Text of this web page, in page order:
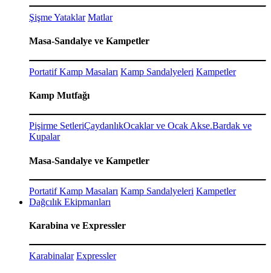
Şişme Yataklar Matlar
Masa-Sandalye ve Kampetler
Portatif Kamp Masaları Kamp Sandalyeleri Kampetler
Kamp Mutfağı
Pişirme SetleriÇaydanlıkOcaklar ve Ocak Akse.Bardak ve
Kupalar
Masa-Sandalye ve Kampetler
Portatif Kamp Masaları Kamp Sandalyeleri Kampetler
Dağcılık Ekipmanları
Karabina ve Expressler
Karabinalar Expressler